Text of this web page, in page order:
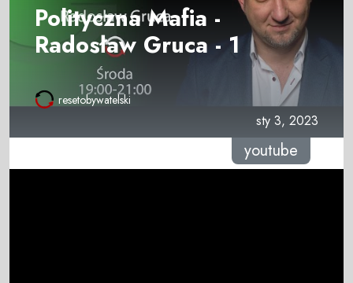
Polityczna Mafia -
Radosław Gruca - 1
resetobywatelski
sty 3, 2023
youtube